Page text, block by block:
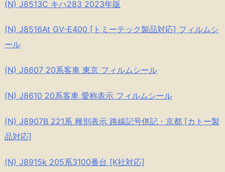
(N) J8513C キハ283 2023年版
(N) J8516At GV-E400 [トミーテック製品対応] フィルムシ
ール
(N) J8607 20系客車 東京 フィルムシール
(N) J8610 20系客車 愛称表示 フィルムシール
(N) J8907B 221系 種別表示 路線記号併記・京都 [カトー製
品対応]
(N) J8915k 205系3100番台 [K社対応]